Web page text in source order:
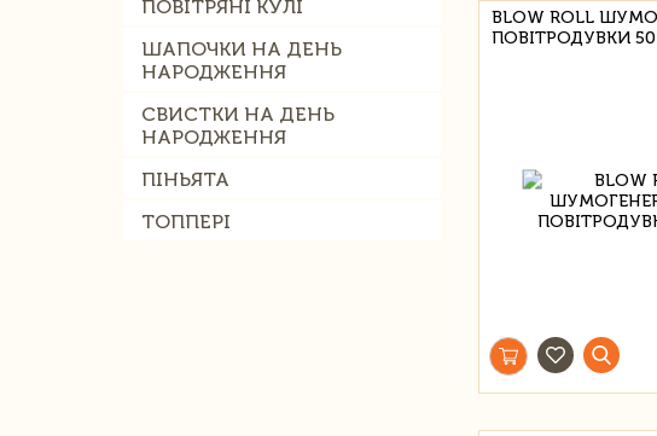
ПОВІТРЯНІ КУЛІ
ШАПОЧКИ НА ДЕНЬ
НАРОДЖЕННЯ
СВИСТКИ НА ДЕНЬ
НАРОДЖЕННЯ
ПІНЬЯТА
ТОППЕРІ
BLOW ROLL
ПОВІТРОДУВКИ